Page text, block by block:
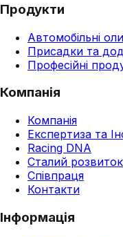
Продукти
Автомобільні
Присадки та
Професійні
Компанія
Компанія
Експертиза та
Racing DNA
Сталий розвиток
Співпраця
Контакти
Інформація